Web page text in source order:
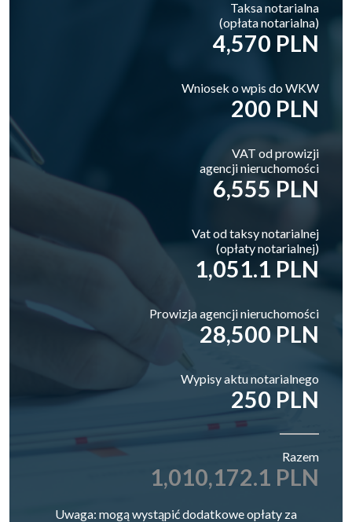
Taksa notarialna
(opłata notarialna)
4,570 PLN
Wniosek o wpis do WKW
200 PLN
VAT od prowizji
agencji nieruchomości
6,555 PLN
Vat od taksy notarialnej
(opłaty notarialnej)
1,051.1 PLN
Prowizja agencji nieruchomości
28,500 PLN
Wypisy aktu notarialnego
250 PLN
Razem
1,010,172.1 PLN
Uwaga: mogą wystąpić dodatkowe opłaty za